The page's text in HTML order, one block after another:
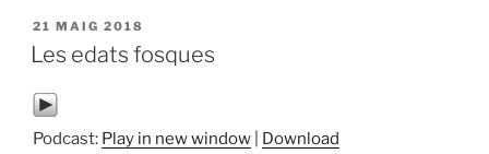
PUBLICAT
A
21 MAIG 2018
Les edats fosques
Podcast: Play in new window
Download